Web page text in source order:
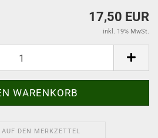
17,50 EUR
inkl. 19% MwSt.
AUF DEN MERKZETTEL